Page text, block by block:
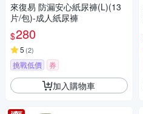
來復易 防漏安心紙尿褲(L)(13
片/包)-成人紙尿褲
$280
5 (2)
挑戰低價 券
加入購物車